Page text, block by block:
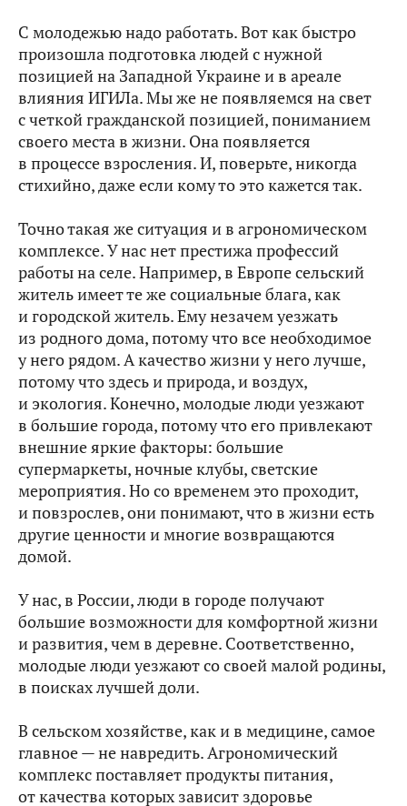
С молодежью надо работать. Вот как быстро
произошла подготовка людей с нужной
позицией на Западной Украине и в ареале
влияния ИГИЛа. Мы же не появляемся на свет
с четкой гражданской позицией, пониманием
своего места в жизни. Она появляется
в процессе взросления. И, поверьте, никогда
стихийно, даже если кому то это кажется так.
Точно такая же ситуация и в агрономическом
комплексе. У нас нет престижа профессий
работы на селе. Например, в Европе сельский
житель имеет те же социальные блага, как
и городской житель. Ему незачем уезжать
из родного дома, потому что все необходимое
у него рядом. А качество жизни у него лучше,
потому что здесь и природа, и воздух,
и экология. Конечно, молодые люди уезжают
в большие города, потому что его привлекают
внешние яркие факторы: большие
супермаркеты, ночные клубы, светские
мероприятия. Но со временем это проходит,
и повзрослев, они понимают, что в жизни есть
другие ценности и многие возвращаются
домой.
У нас, в России, люди в городе получают
большие возможности для комфортной жизни
и развития, чем в деревне. Соответственно,
молодые люди уезжают со своей малой родины,
в поисках лучшей доли.
В сельском хозяйстве, как и в медицине, самое
главное — не навредить. Агрономический
комплекс поставляет продукты питания,
от качества которых зависит здоровье